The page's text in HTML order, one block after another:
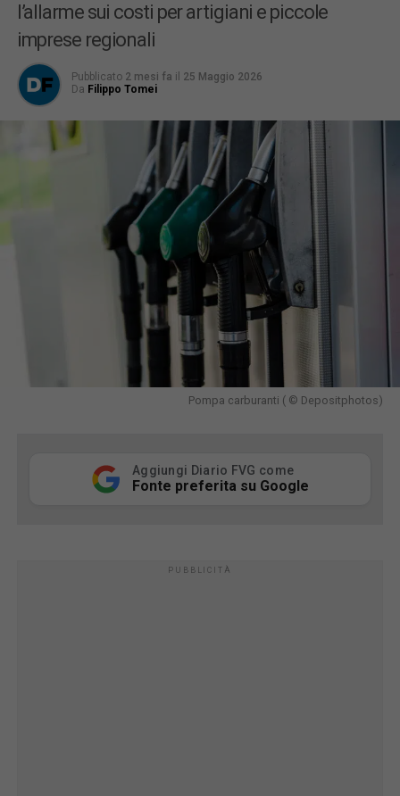
l’allarme sui costi per artigiani e piccole
imprese regionali
Pubblicato 2 mesi fa il 25 Maggio 2026
Da Filippo Tomei
Pompa carburanti ( © Depositphotos)
Aggiungi Diario FVG come
Fonte preferita su Google